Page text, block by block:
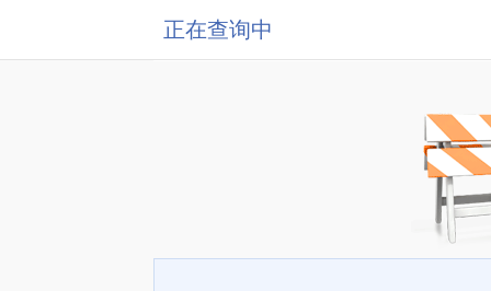
正在查询中